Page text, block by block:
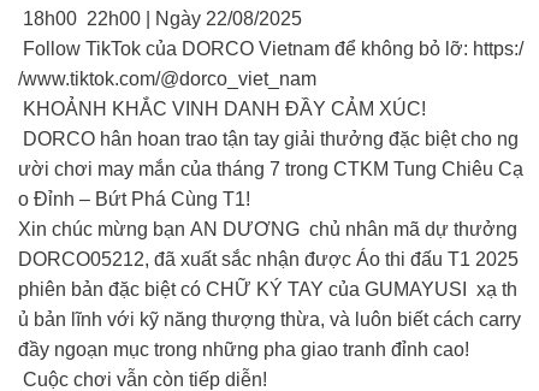
18h00 22h00 | Ngày 22/08/2025
Follow TikTok của DORCO Vietnam để không bỏ lỡ: https:/
/www.tiktok.com/@dorco_viet_nam
KHOẢNH KHẮC VINH DANH ĐẦY CẢM XÚC!
DORCO hân hoan trao tận tay giải thưởng đặc biệt cho ng
ười chơi may mắn của tháng 7 trong CTKM Tung Chiêu Cạ
o Đỉnh – Bứt Phá Cùng T1!
Xin chúc mừng bạn AN DƯƠNG chủ nhân mã dự thưởng
DORCO05212, đã xuất sắc nhận được Áo thi đấu T1 2025
phiên bản đặc biệt có CHỮ KÝ TAY của GUMAYUSI xạ th
ủ bản lĩnh với kỹ năng thượng thừa, và luôn biết cách carry
đầy ngoạn mục trong những pha giao tranh đỉnh cao!
Cuộc chơi vẫn còn tiếp diễn!